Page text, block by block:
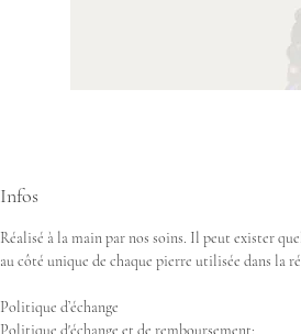
Infos
Réalisé à la main par nos soins. Il peut exister
au côté unique de chaque pierre utilisée dans la
Politique d’échange
Politique d'échange et de remboursement: